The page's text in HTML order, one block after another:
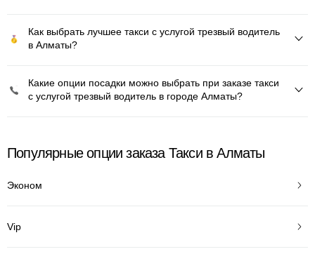
Как выбрать лучшее такси с услугой трезвый водитель
в Алматы?
Какие опции посадки можно выбрать при заказе такси
с услугой трезвый водитель в городе Алматы?
Популярные опции заказа Такси в Алматы
Эконом
Vip